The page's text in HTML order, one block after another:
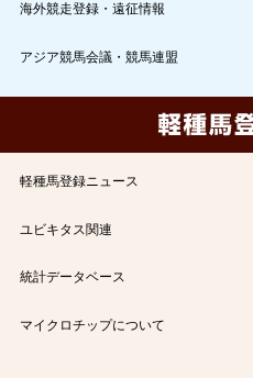
海外競走登録・遠征情報
アジア競馬会議・競馬連盟
軽種馬登録ニュース
ユビキタス関連
統計データベース
マイクロチップについて